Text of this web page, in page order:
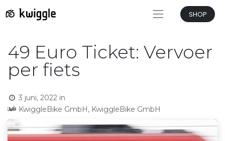
SHOP
49 Euro Ticket: Vervoer
per fiets
3 juni, 2022 in
KwiggleBike GmbH, KwiggleBike GmbH